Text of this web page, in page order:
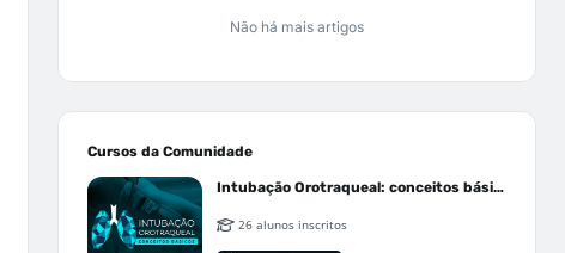
Não há mais artigos
Cursos da Comunidade
Intubação Orotraqueal: conceitos básicos
26 alunos inscritos